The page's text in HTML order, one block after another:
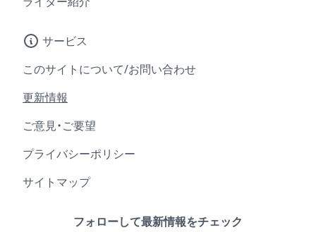
サービス
このサイトについて/お問い合わせ
更新情報
ご意見・ご要望
プライバシーポリシー
サイトマップ
フォローして最新情報をチェック